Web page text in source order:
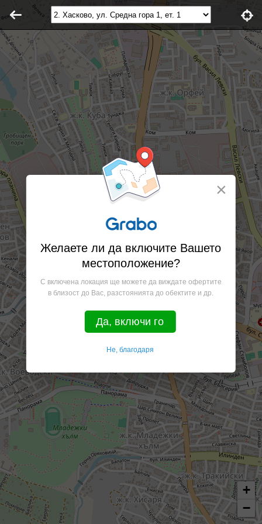
+
−
×
Желаете ли да включите Вашето
местоположение?
С включена локация ще можете да виждате офертите
в близост до Вас, разстоянията до обектите и др.
Да, включи го
Не, благодаря